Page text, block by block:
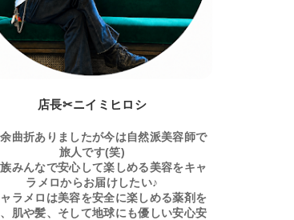
店長✂ニイミヒロシ
曲折ありましたが今は自然派美容師で
旅人です(笑)
みんなで安心して楽しめる美容をキャ
ラメロからお届けしたい♪
ラメロは美容を安全に楽しめる薬剤を
肌や髪、そして地球にも優しい安心安